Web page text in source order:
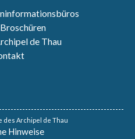
de Thau
des Archipel de Thau
Hinweise